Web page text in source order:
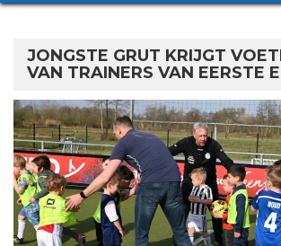
JONGSTE GRUT KRIJGT
VAN TRAINERS VAN EERSTE